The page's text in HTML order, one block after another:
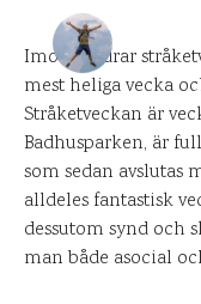
Imorgon drar
mest heliga vecka
Stråketveckan är
Badhusparken, är
som sedan avslutas
alldeles fantastisk
dessutom synd och
man både asocial